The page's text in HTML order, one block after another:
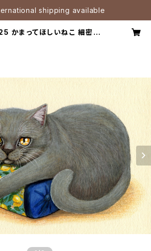
shipping available
かまってほしいねこ 細密画